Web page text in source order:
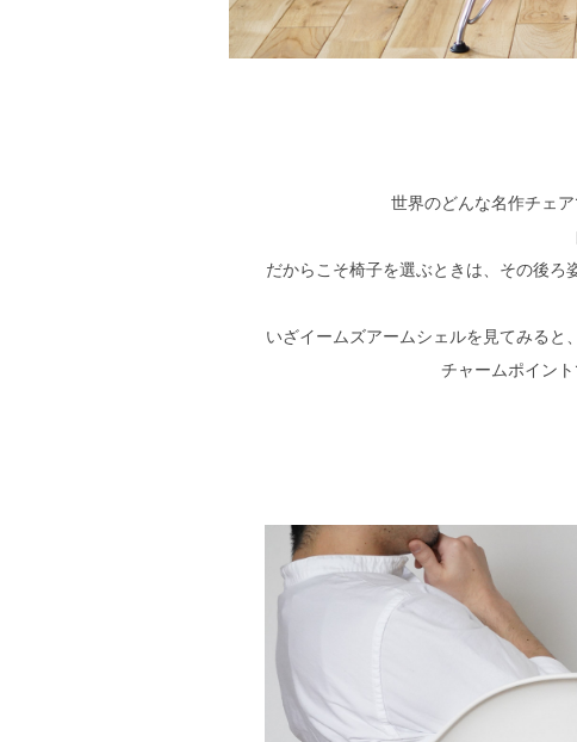
世界のどんな名作チェ
だからこそ椅子を選ぶときは、その後ろ
いざイームズアームシェルを見てみると
チャームポイン